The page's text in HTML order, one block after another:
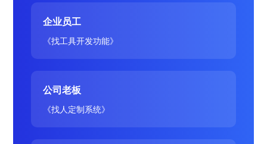
企业员工
《找工具开发功能》
公司老板
《找人定制系统》